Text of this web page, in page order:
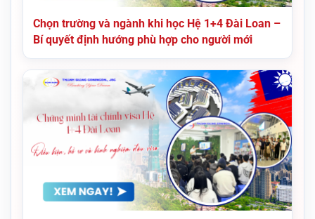
Chọn trường và ngành khi học Hệ 1+4 Đài Loan –
Bí quyết định hướng phù hợp cho người mới